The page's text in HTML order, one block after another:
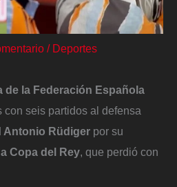
/ Deportes
de la Federación Española
con seis partidos al defensa
Antonio Rüdiger por su
a Copa del Rey, que perdió con